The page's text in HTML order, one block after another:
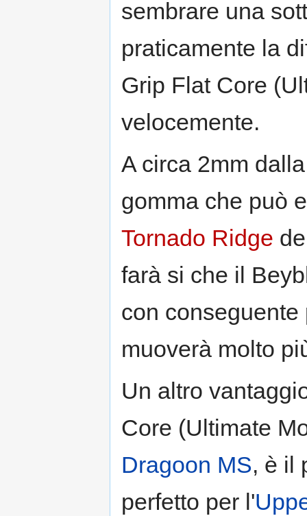
sembrare una
praticamente la
Grip Flat Core
velocemente.
A circa 2mm
gomma che può
Tornado Ridge
farà si che il
con
muoverà molto
Un altro
Core (Ultimate
Dragoon MS, è il
perfetto per l'